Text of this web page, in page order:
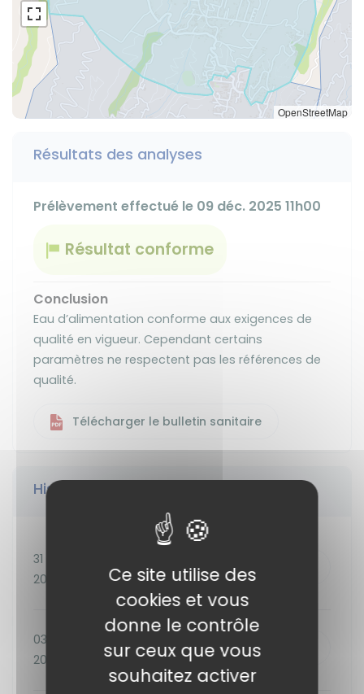
OpenStreetMap
Résultats des analyses
Prélèvement effectué le 09 déc. 2025 11h00
Résultat conforme
Conclusion
Eau d’alimentation conforme aux exigences de
qualité en vigueur. Cependant certains
paramètres ne respectent pas les références de
qualité.
Télécharger le bulletin sanitaire
Historique des prélèvements
31 oct.
2025
Télécharger
03 sept.
2025
Télécharger
Ce site utilise des
cookies et vous
donne le contrôle
sur ceux que vous
souhaitez activer